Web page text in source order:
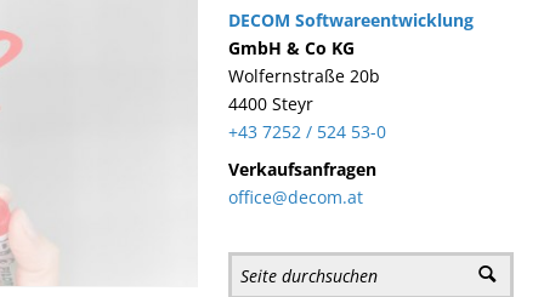
DECOM Softwareentwicklung
GmbH & Co KG
Wolfernstraße 20b
4400 Steyr
+43 7252 / 524 53-0
Verkaufsanfragen
office@decom.at